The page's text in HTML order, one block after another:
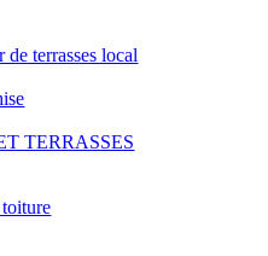
terrasses local
TERRASSES
toiture